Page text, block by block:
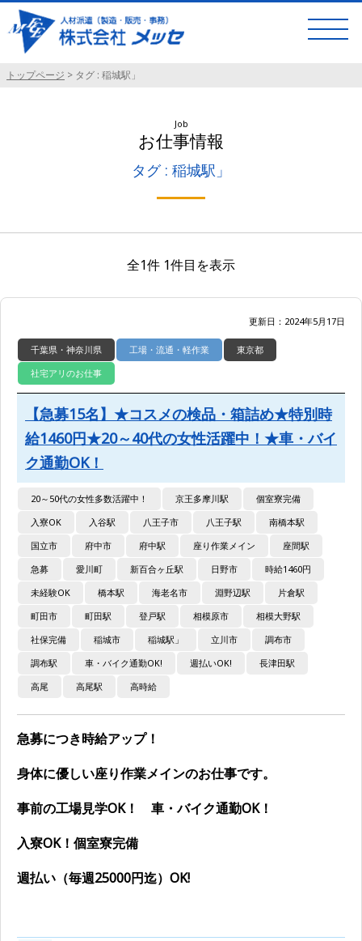
トップページ > タグ : 稲城駅」
Job
お仕事情報
タグ : 稲城駅」
全1件 1件目を表示
更新日：2024年5月17日
千葉県・神奈川県 工場・流通・軽作業
東京都
社宅アリのお仕事
【急募15名】★コスメの検品・箱詰め★特別時
給1460円★20～40代の女性活躍中！★車・バイ
ク通勤OK！
20～50代の女性多数活躍中！ 京王多摩川駅
個室寮完備
入寮OK
入谷駅 八王子市 八王子駅
南橋本駅
国立市
府中市 府中駅 座り作業メイン
座間駅
急募
愛川町 新百合ヶ丘駅 日野市
時給1460円
未経験OK
橋本駅 海老名市 淵野辺駅
片倉駅
町田市
町田駅 登戸駅 相模原市
相模大野駅
社保完備
稲城市 稲城駅」 立川市
調布市
調布駅
車・バイク通勤OK! 週払いOK!
長津田駅
高尾
高尾駅 高時給
急募につき時給アップ！
身体に優しい座り作業メインのお仕事です。
事前の工場見学OK！ 車・バイク通勤OK！
入寮OK！個室寮完備
週払い（毎週25000円迄）OK!